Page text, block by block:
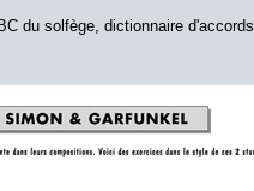
du solfège, dictionnaire